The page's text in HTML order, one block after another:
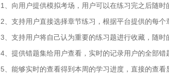
1、向用户提供模拟考场，用户可以在练习完之后随时
2、支持用户直接选择章节练习，根据平台提供的每个
3、支持用户将自己认为重要的练习题进行收藏，随时
4、提供错题集给用户查看，实时的记录用户的全部错
5、能够实时的查看得到本周的学习进度，直接的查看